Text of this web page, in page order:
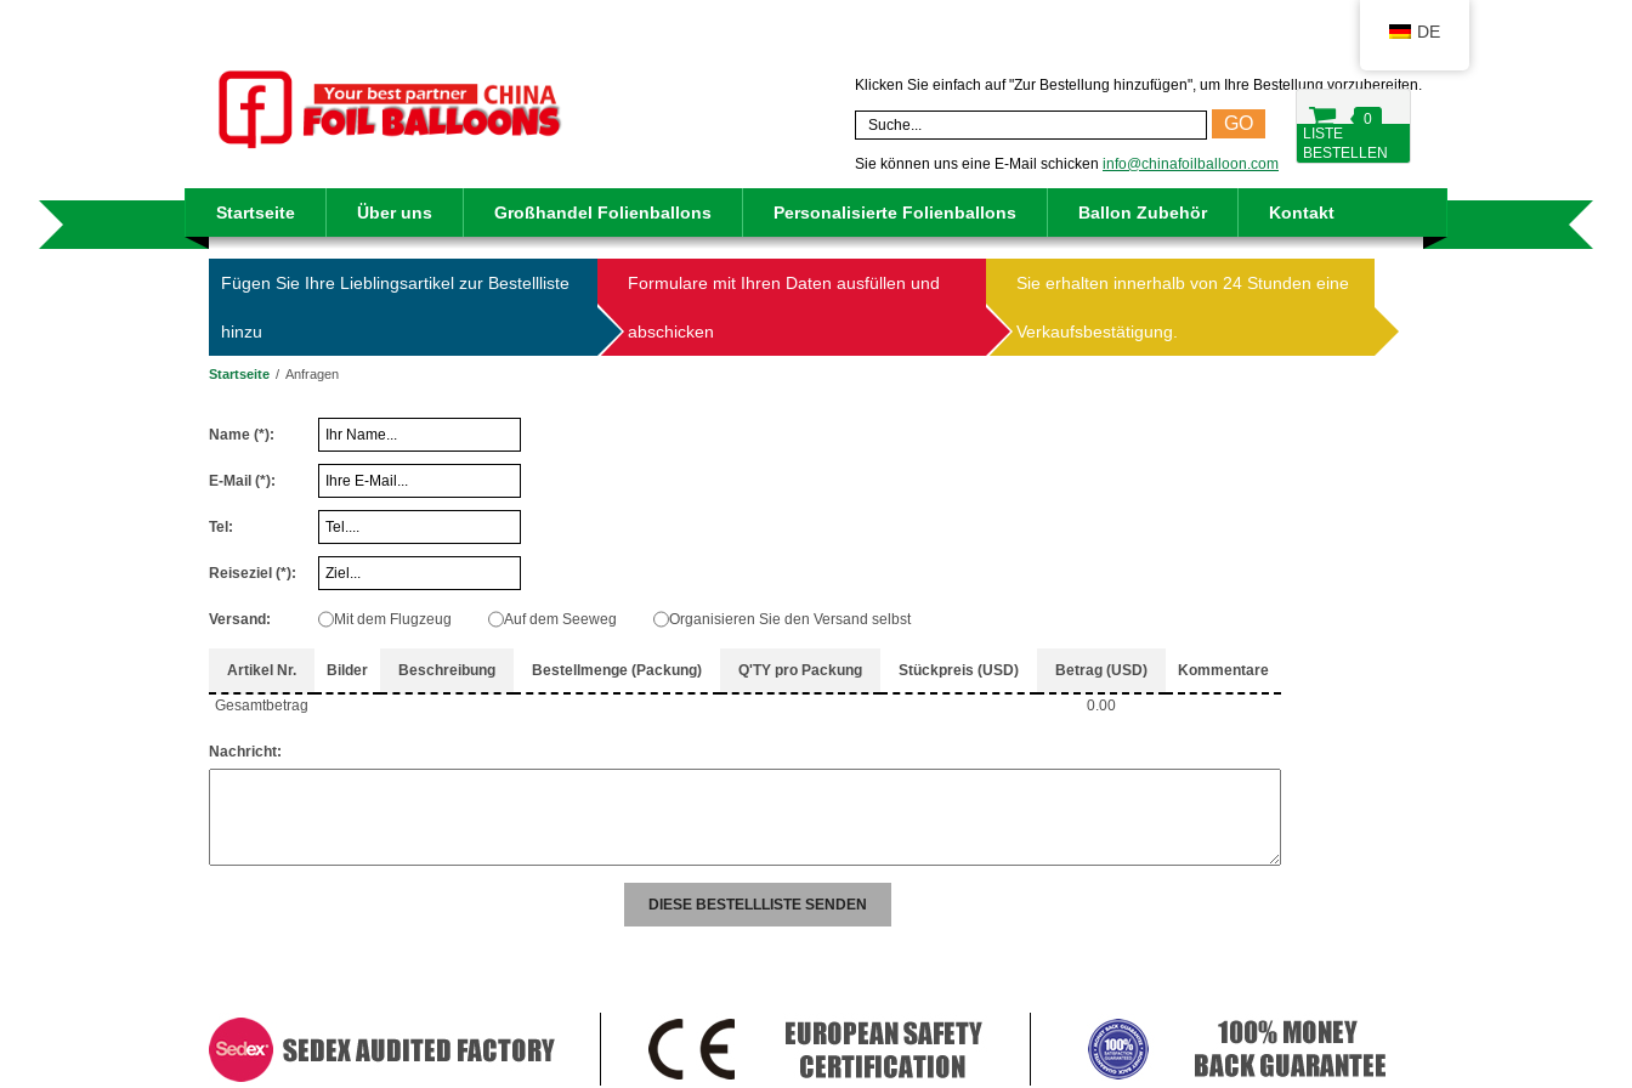
Klicken Sie einfach auf "Zur Bestellung hinzufügen", um Ihre Bestellung vorzubereiten.
GO
0
LISTE
BESTELLEN
Sie können uns eine E-Mail schicken info@chinafoilballoon.com
Startseite Über uns Großhandel Folienballons Personalisierte Folienballons Ballon Zubehör Kontakt
Fügen Sie Ihre Lieblingsartikel zur Bestellliste
hinzu
Formulare mit Ihren Daten ausfüllen und
abschicken
Sie erhalten innerhalb von 24 Stunden eine
Verkaufsbestätigung.
Startseite / Anfragen
Name (*):
E-Mail (*):
Tel:
Reiseziel (*):
Versand: Mit dem Flugzeug Auf dem Seeweg Organisieren Sie den Versand selbst
Artikel Nr. Bilder Beschreibung Bestellmenge (Packung) Q'TY pro Packung Stückpreis (USD) Betrag (USD) Kommentare
Gesamtbetrag 0.00
Nachricht:
DIESE BESTELLLISTE SENDEN
DE